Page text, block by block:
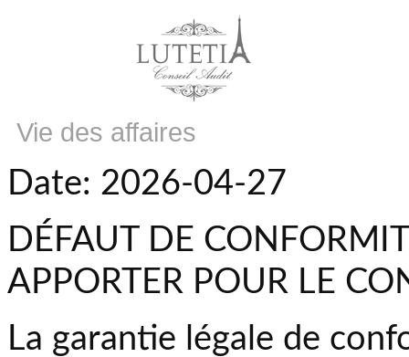
Vie des affaires
Date: 2026-04-27
DÉFAUT DE
APPORTER POUR LE
La garantie légale de